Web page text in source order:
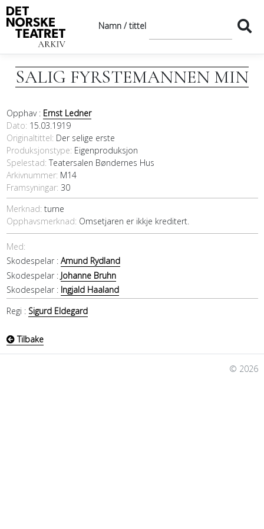
Namn / tittel
SALIG FYRSTEMANNEN MIN
Opphav : Ernst Ledner
Dato 15.03.1919
Originaltittel Der selige erste
Produksjonstype: Eigenproduksjon
Spelestad: Teatersalen Bøndernes Hus
Arkivnummer: M14
Framsyningar: 30
Merknad: turne
Opphavsmerknad: Omsetjaren er ikkje kreditert.
Med:
Skodespelar : Amund Rydland
Skodespelar : Johanne Bruhn
Skodespelar : Ingjald Haaland
Regi : Sigurd Eldegard
Tilbake
© 2026